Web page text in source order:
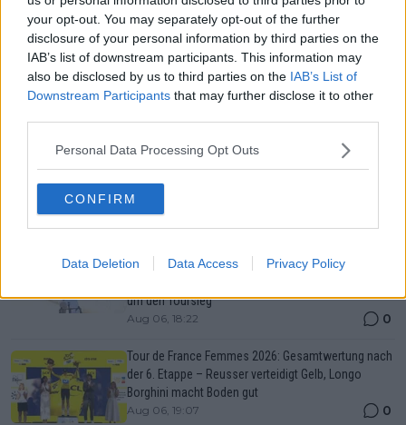
your opt-out. You may separately opt-out of the further
disclosure of your personal information by third parties on the
IAB’s list of downstream participants. This information may
also be disclosed by us to third parties on the IAB’s List of
Downstream Participants that may further disclose it to other
Personal Data Processing Opt Outs
CONFIRM
Data Deletion Data Access Privacy Policy
Borghini macht Boden gut
Aug 06, 19:07
Vorschau auf die 7. Etappe der Tour de France
Femmes 2026: Profile, Favoritinnen und Prognosen
– Vollering und Reusser kämpfen am Mont Ventoux
um den Toursieg
Aug 06, 18:22
Mehr Artikel
Beliebte Nachrichten
Femmes 2026: Profile, Favoritinnen und Prognosen
um den Toursieg
Aug 06, 18:22 0
Tour de France Femmes 2026: Gesamtwertung nach
der 6. Etappe – Reusser verteidigt Gelb, Longo
Borghini macht Boden gut
Aug 06, 19:07 0